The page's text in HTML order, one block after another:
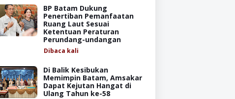
BP Batam Dukung
Penertiban Pemanfaatan
Ruang Laut Sesuai
Ketentuan Peraturan
Perundang-undangan
Dibaca kali
Di Balik Kesibukan
Memimpin Batam, Amsakar
Dapat Kejutan Hangat di
Ulang Tahun ke-58